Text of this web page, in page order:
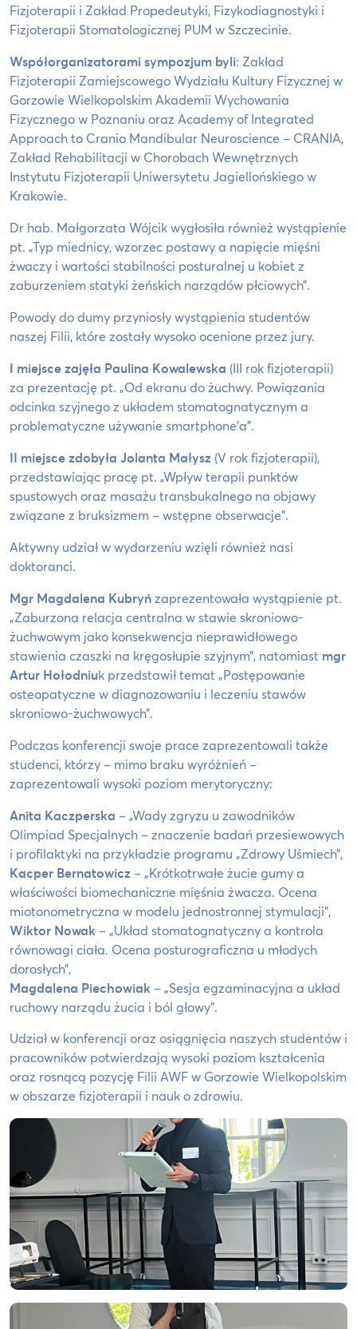
Fizjoterapii i Zakład Propedeutyki, Fizykodiagnostyki i
Fizjoterapii Stomatologicznej PUM w Szczecinie.
Współorganizatorami sympozjum byli: Zakład
Fizjoterapii Zamiejscowego Wydziału Kultury Fizycznej w
Gorzowie Wielkopolskim Akademii Wychowania
Fizycznego w Poznaniu oraz Academy of Integrated
Approach to Cranio Mandibular Neuroscience – CRANIA,
Zakład Rehabilitacji w Chorobach Wewnętrznych
Instytutu Fizjoterapii Uniwersytetu Jagiellońskiego w
Krakowie.
Dr hab. Małgorzata Wójcikwygłosiła również wystąpienie
pt. „Typ miednicy, wzorzec postawy a napięcie mięśni
żwaczy i wartości stabilności posturalnej u kobiet z
zaburzeniem statyki żeńskich narządów płciowych”.
Powody do dumy przyniosły wystąpienia studentów
naszej Filii, które zostały wysoko ocenione przez jury.
I miejsce zajęła Paulina Kowalewska (III rok fizjoterapii)
za prezentację pt. „Od ekranu do żuchwy. Powiązania
odcinka szyjnego z układem stomatognatycznym a
problematyczne używanie smartphone’a”.
II miejsce zdobyła Jolanta Małysz (V rok fizjoterapii),
przedstawiając pracę pt. „Wpływ terapii punktów
spustowych oraz masażu transbukalnego na objawy
związane z bruksizmem – wstępne obserwacje”.
Aktywny udział w wydarzeniu wzięli również nasi
doktoranci.
Mgr Magdalena Kubryńzaprezentowała wystąpienie pt.
„Zaburzona relacja centralna w stawie skroniowo-
żuchwowym jako konsekwencja nieprawidłowego
stawienia czaszki na kręgosłupie szyjnym”, natomiast mgr
Artur Hołodniuk przedstawił temat „Postępowanie
osteopatyczne w diagnozowaniu i leczeniu stawów
skroniowo-żuchwowych”.
Podczas konferencji swoje prace zaprezentowali także
studenci, którzy – mimo braku wyróżnień –
zaprezentowali wysoki poziom merytoryczny:
Anita Kaczperska – „Wady zgryzu u zawodników
Olimpiad Specjalnych – znaczenie badań przesiewowych
i profilaktyki na przykładzie programu „Zdrowy Uśmiech”,
Kacper Bernatowicz – „Krótkotrwałe żucie gumy a
właściwości biomechaniczne mięśnia żwacza. Ocena
miotonometryczna w modelu jednostronnej stymulacji”,
Wiktor Nowak – „Układ stomatognatyczny a kontrola
równowagi ciała. Ocena posturograficzna u młodych
dorosłych”,
Magdalena Piechowiak – „Sesja egzaminacyjna a układ
ruchowy narządu żucia i ból głowy”.
Udział w konferencji oraz osiągnięcia naszych studentów i
pracowników potwierdzają wysoki poziom kształcenia
oraz rosnącą pozycję Filii AWF w Gorzowie Wielkopolskim
w obszarze fizjoterapii i nauk o zdrowiu.